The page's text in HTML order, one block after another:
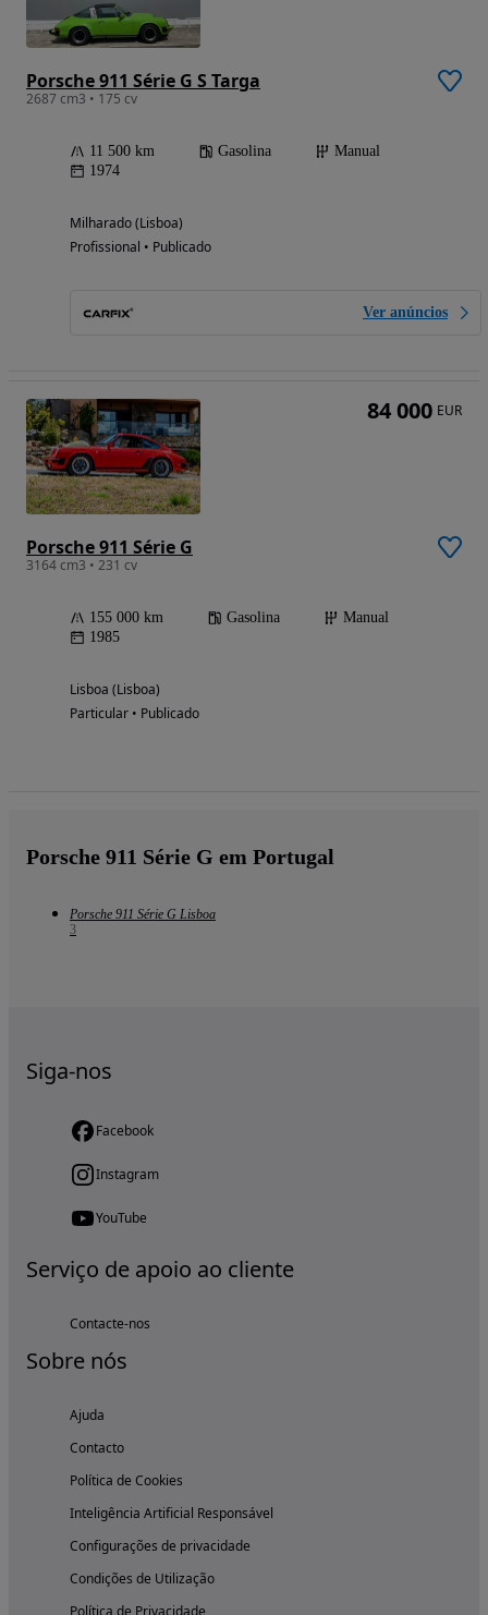
Porsche 911 Série G S Targa
2687 cm3 • 175 cv
11 500 km Gasolina
Manual
1974
Milharado (Lisboa)
Profissional • Publicado
Ver anúncios
Porsche 911 Série G
3164 cm3 • 231 cv
155 000 km Gasolina
Manual
1985
Lisboa (Lisboa)
Particular • Publicado
84 000 EUR
Porsche 911 Série G em Portugal
Porsche 911 Série G Lisboa
3
Siga-nos
Facebook
Instagram
YouTube
Serviço de apoio ao cliente
Contacte-nos
Sobre nós
Ajuda
Contacto
Política de Cookies
Inteligência Artificial Responsável
Configurações de privacidade
Condições de Utilização